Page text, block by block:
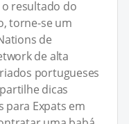
resultado do
torne-se um
de
de alta
portugueses
dicas
para Expats em